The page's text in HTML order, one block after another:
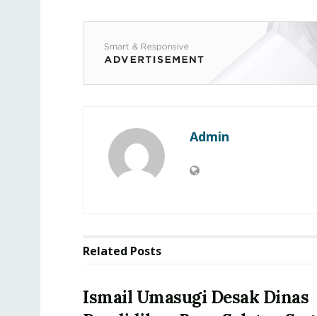
Admin
Related Posts
Ismail Umasugi Desak Dinas